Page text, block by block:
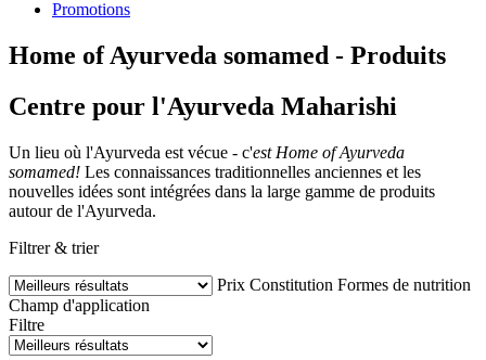
Promotions
Home of Ayurveda somamed - Produits
Centre pour l'Ayurveda Maharishi
Un lieu où l'Ayurveda est vécue - c'est Home of Ayurveda
somamed! Les connaissances traditionnelles anciennes et les
nouvelles idées sont intégrées dans la large gamme de produits
autour de l'Ayurveda.
Filtrer & trier
Prix Constitution Formes de nutrition
Champ d'application
Filtre